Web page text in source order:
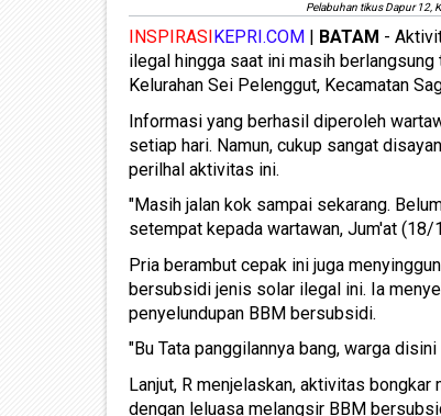
Pelabuhan tikus Dapur 12,
INSPIRASIKEPRI.COM | BATAM -
ilegal hingga saat ini masih
Kelurahan Sei Pelenggut, Kecamatan
Informasi yang berhasil diperoleh
setiap hari. Namun, cukup sangat
perilhal aktivitas ini.
"Masih jalan kok sampai sekarang.
setempat kepada wartawan, Jum'at (18/
Pria berambut cepak ini juga
bersubsidi jenis solar ilegal ini. Ia
penyelundupan BBM bersubsidi.
"Bu Tata panggilannya bang, warga
Lanjut, R menjelaskan, aktivitas
dengan leluasa melangsir BBM